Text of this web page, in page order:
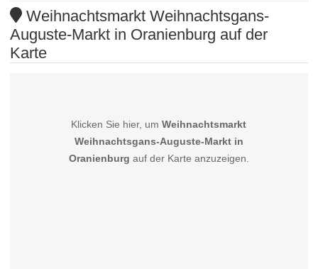
Weihnachtsmarkt Weihnachtsgans-
Auguste-Markt in Oranienburg auf der
Karte
Klicken Sie hier, umWeihnachtsmarkt
Weihnachtsgans-Auguste-Markt in
Oranienburg auf der Karte anzuzeigen.